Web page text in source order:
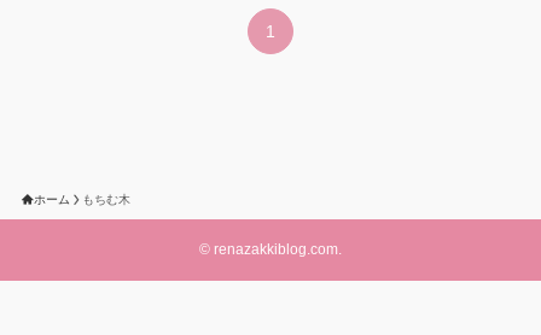
1
ホーム もちむ木
© renazakkiblog.com.